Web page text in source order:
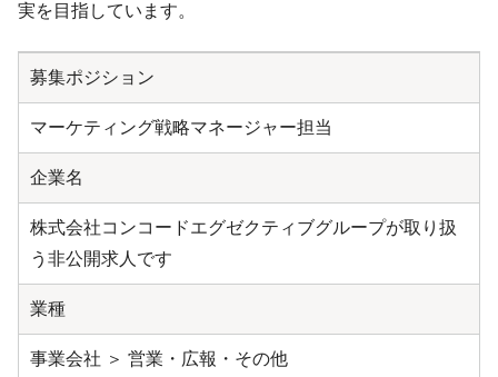
実を目指しています。
募集ポジション
マーケティング戦略マネージャー担当
企業名
株式会社コンコードエグゼクティブグループが取り扱
う非公開求人です
業種
事業会社 ＞ 営業・広報・その他